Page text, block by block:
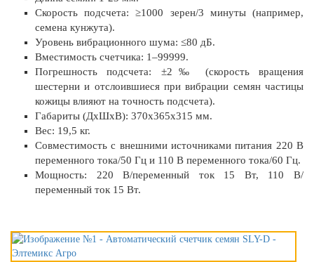
Скорость подсчета: ≥1000 зерен/3 минуты (например,
семена кунжута).
Уровень вибрационного шума: ≤80 дБ.
Вместимость счетчика: 1–99999.
Погрешность подсчета: ±2‰ (скорость вращения
шестерни и отслоившиеся при вибрации семян частицы
кожицы влияют на точность подсчета).
Габариты (ДхШхВ): 370х365х315 мм.
Вес: 19,5 кг.
Совместимость с внешними источниками питания 220 В
переменного тока/50 Гц и 110 В переменного тока/60 Гц.
Мощность: 220 В/переменный ток 15 Вт, 110 В/
переменный ток 15 Вт.